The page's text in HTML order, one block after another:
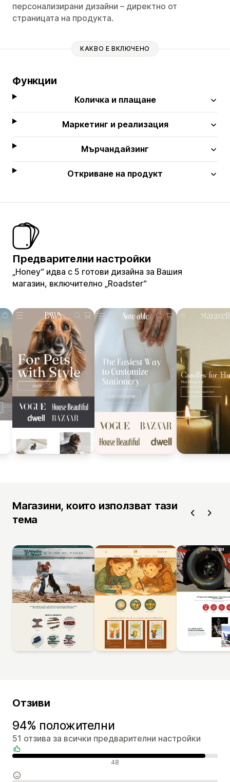
персонализирани дизайни – директно от
страницата на продукта.
КАКВО Е ВКЛЮЧЕНО
Функции
Количка и плащане
Маркетинг и реализация
Мърчандайзинг
Откриване на продукт
Предварителни настройки
„Honey“ идва с 5 готови дизайна за Вашия
магазин, включително „Roadster“
Магазини, които използват тази
тема
Отзиви
94% положителни
51 отзива за всички предварителни настройки
Положителни отзиви 48